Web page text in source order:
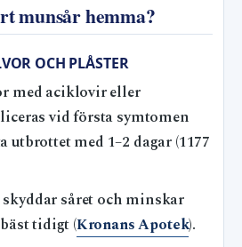
munsår hemma?
OCH PLÅSTER
med aciklovir eller
vid första symtomen
med 1–2 dagar (1177
såret och minskar
tidigt (Kronans Apotek).